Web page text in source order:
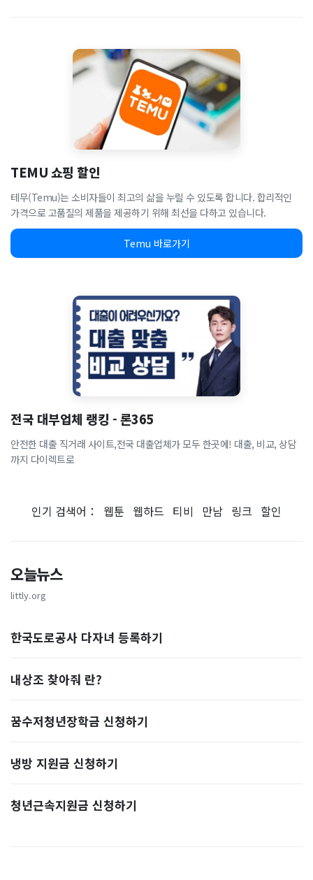
TEMU 쇼핑 할인
테무(Temu)는 소비자들이 최고의 삶을 누릴 수 있도록 합니다. 합리적인
가격으로 고품질의 제품을 제공하기 위해 최선을 다하고 있습니다.
Temu 바로가기
전국 대부업체 랭킹 - 론365
안전한 대출 직거래 사이트,전국 대출업체가 모두 한곳에! 대출, 비교, 상담
까지 다이렉트로
인기 검색어： 웹툰 웹하드 티비 만남 링크 할인
오늘뉴스
littly.org
한국도로공사 다자녀 등록하기
내상조 찾아줘 란?
꿈수저청년장학금 신청하기
냉방 지원금 신청하기
청년근속지원금 신청하기